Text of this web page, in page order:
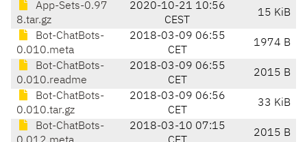
App-Sets-0.97
8.tar.gz
2020-10-21 10:56
CEST
15 KiB
Bot-ChatBots-
0.010.meta
2018-03-09 06:55
CET
1974 B
Bot-ChatBots-
0.010.readme
2018-03-09 06:55
CET
2015 B
Bot-ChatBots-
0.010.tar.gz
2018-03-09 06:56
CET
33 KiB
Bot-ChatBots-
2018-03-10 07:15
2015 B